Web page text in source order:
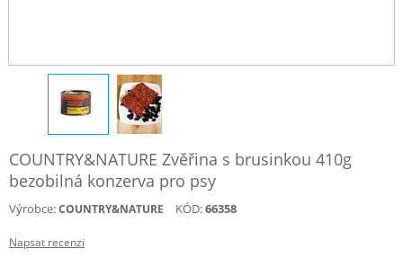
COUNTRY&NATURE Zvěřina s brusinkou 410g
bezobilná konzerva pro psy
Výrobce:COUNTRY&NATURE KÓD:66358
Napsat recenzi